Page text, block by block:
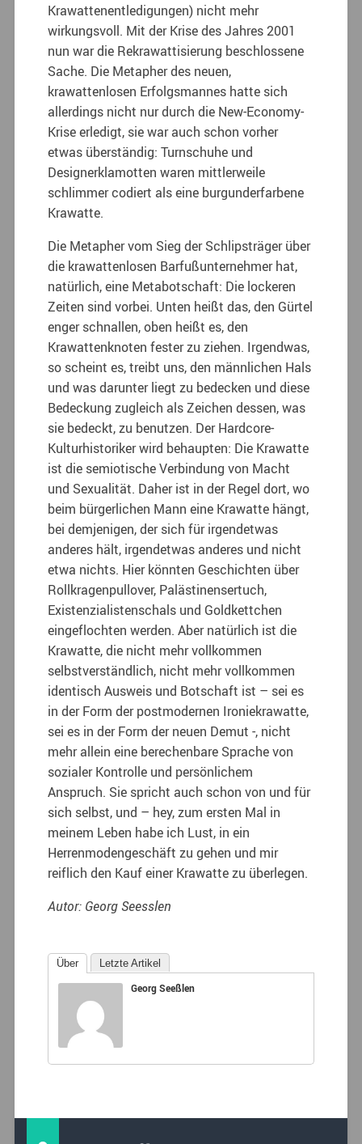
Krawattenentledigungen) nicht mehr
wirkungsvoll. Mit der Krise des Jahres 2001
nun war die Rekrawattisierung beschlossene
Sache. Die Metapher des neuen,
krawattenlosen Erfolgsmannes hatte sich
allerdings nicht nur durch die New-Economy-
Krise erledigt, sie war auch schon vorher
etwas überständig: Turnschuhe und
Designerklamotten waren mittlerweile
schlimmer codiert als eine burgunderfarbene
Krawatte.
Die Metapher vom Sieg der Schlipsträger über
die krawattenlosen Barfußunternehmer hat,
natürlich, eine Metabotschaft: Die lockeren
Zeiten sind vorbei. Unten heißt das, den Gürtel
enger schnallen, oben heißt es, den
Krawattenknoten fester zu ziehen. Irgendwas,
so scheint es, treibt uns, den männlichen Hals
und was darunter liegt zu bedecken und diese
Bedeckung zugleich als Zeichen dessen, was
sie bedeckt, zu benutzen. Der Hardcore-
Kulturhistoriker wird behaupten: Die Krawatte
ist die semiotische Verbindung von Macht
und Sexualität. Daher ist in der Regel dort, wo
beim bürgerlichen Mann eine Krawatte hängt,
bei demjenigen, der sich für irgendetwas
anderes hält, irgendetwas anderes und nicht
etwa nichts. Hier könnten Geschichten über
Rollkragenpullover, Palästinensertuch,
Existenzialistenschals und Goldkettchen
eingeflochten werden. Aber natürlich ist die
Krawatte, die nicht mehr vollkommen
selbstverständlich, nicht mehr vollkommen
identisch Ausweis und Botschaft ist – sei es
in der Form der postmodernen Ironiekrawatte,
sei es in der Form der neuen Demut -, nicht
mehr allein eine berechenbare Sprache von
sozialer Kontrolle und persönlichem
Anspruch. Sie spricht auch schon von und für
sich selbst, und – hey, zum ersten Mal in
meinem Leben habe ich Lust, in ein
Herrenmodengeschäft zu gehen und mir
reiflich den Kauf einer Krawatte zu überlegen.
Autor: Georg Seesslen
Über Letzte Artikel
Georg Seeßlen